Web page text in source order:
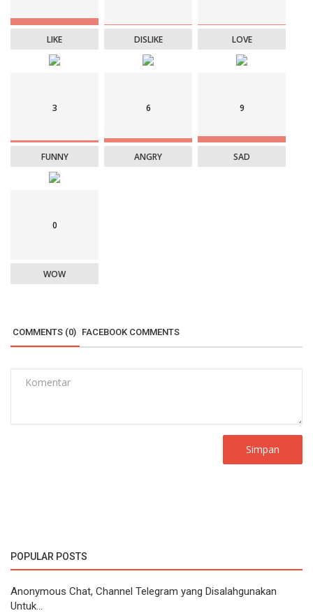
LIKE DISLIKE LOVE
3
FUNNY
6
ANGRY
9
SAD
0
WOW
COMMENTS (0) FACEBOOK COMMENTS
Simpan
POPULAR POSTS
Anonymous Chat, Channel Telegram yang Disalahgunakan
Untuk...